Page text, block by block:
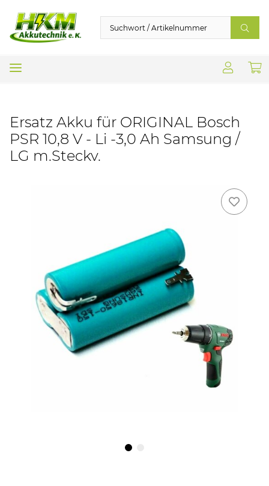
Ersatz Akku für ORIGINAL Bosch
PSR 10,8 V - Li -3,0 Ah Samsung /
LG m.Steckv.